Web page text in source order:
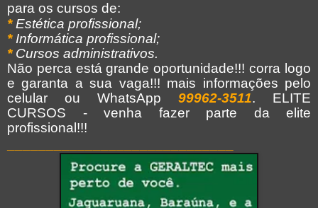
para os cursos de:
*Estética profissional;
*Informática profissional;
*Cursos administrativos.
Não perca está grande oportunidade!!! corra logo
e garanta a sua vaga!!! mais informações pelo
celular ou WhatsApp 99962-3511. ELITE
CURSOS - venha fazer parte da elite
profissional!!!